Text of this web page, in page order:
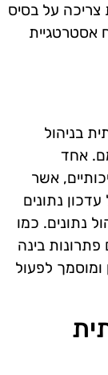
צריכה על בסיס
אסטרטגיית
בניהול
אחד
אשר
נתונים
נתונים. כמו
פתרונות בינה
לפעול